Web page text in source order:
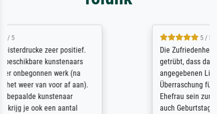
Die Zufriedenheit ist auch nicht dadurch
getrübt, dass das Bild entgegen einer
angegebenen Lieferanschrift (sollte eine
Überraschung für die normannische
Ehefrau sein zum Hochzeits- gleichzeitig
auch Geburtstag sein) doch nach zu Hause